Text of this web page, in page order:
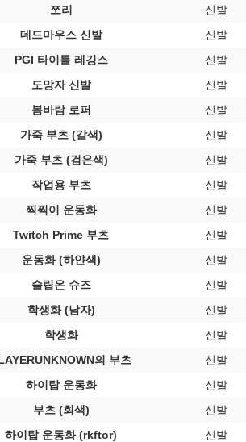
쪼리
신발
데드마우스 신발
신발
PGI 타이틀 레깅스
신발
도망자 신발
신발
봄바람 로퍼
신발
가죽 부츠 (갈색)
신발
가죽 부츠 (검은색)
신발
작업용 부츠
신발
찍찍이 운동화
신발
Twitch Prime 부츠
신발
운동화 (하얀색)
신발
슬립온 슈즈
신발
학생화 (남자)
신발
학생화
신발
의 부츠
신발
하이탑 운동화
신발
부츠 (회색)
신발
하이탑 운동화 (rkftor)
신발